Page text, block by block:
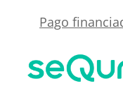
con
Pago